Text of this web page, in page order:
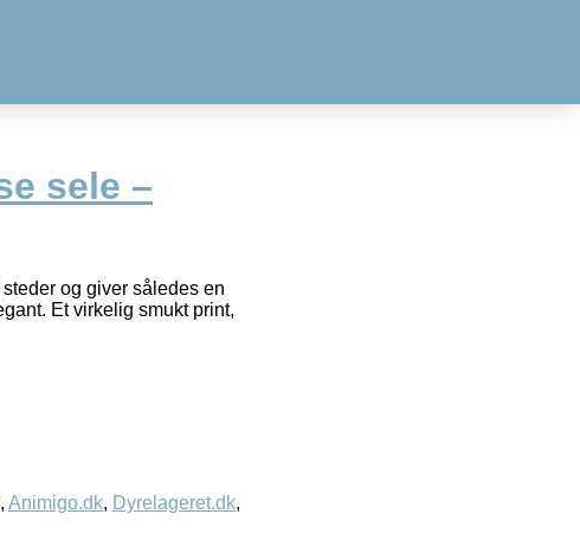
sele –
og giver således en
Et virkelig smukt print,
, Animigo.dk, Dyrelageret.dk,